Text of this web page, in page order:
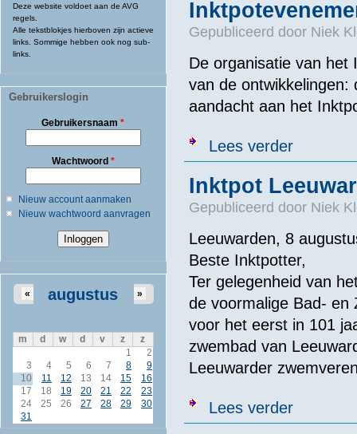
Deze website voldoet aan de AVG
regels.
Alle tekstblokjes hierboven zijn actieve
links. Sommige hebben ook nog sub-
links.
Gebruikerslogin
Gebruikersnaam*
Wachtwoord *
Nieuw account aanmaken
Nieuw wachtwoord aanvragen
augustus
« »
m d w d v z
z
1
2
3
4 5 6 7 8
9
10
11 12 13 14 15
16
17
18 19 20 21 22
23
24
25 26 27 28 29
30
31
Gepubliceerd door Niek
De organisatie van het
van de ontwikkelingen:
aandacht aan het
Lees verderover
Inktpot
Gepubliceerd door Niek
Leeuwarden, 8
Beste Inktpotter,
Ter gelegenheid van
de voormalige Bad- en
voor het eerst in 101
zwembad van
Leeuwarder
Lees verderover Inktpot